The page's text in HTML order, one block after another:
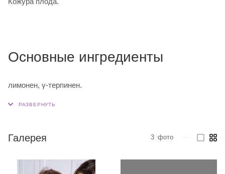
Основные ингредиенты
лимонен, γ-терпинен.
Галерея 3 фото